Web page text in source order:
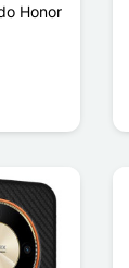
Honor